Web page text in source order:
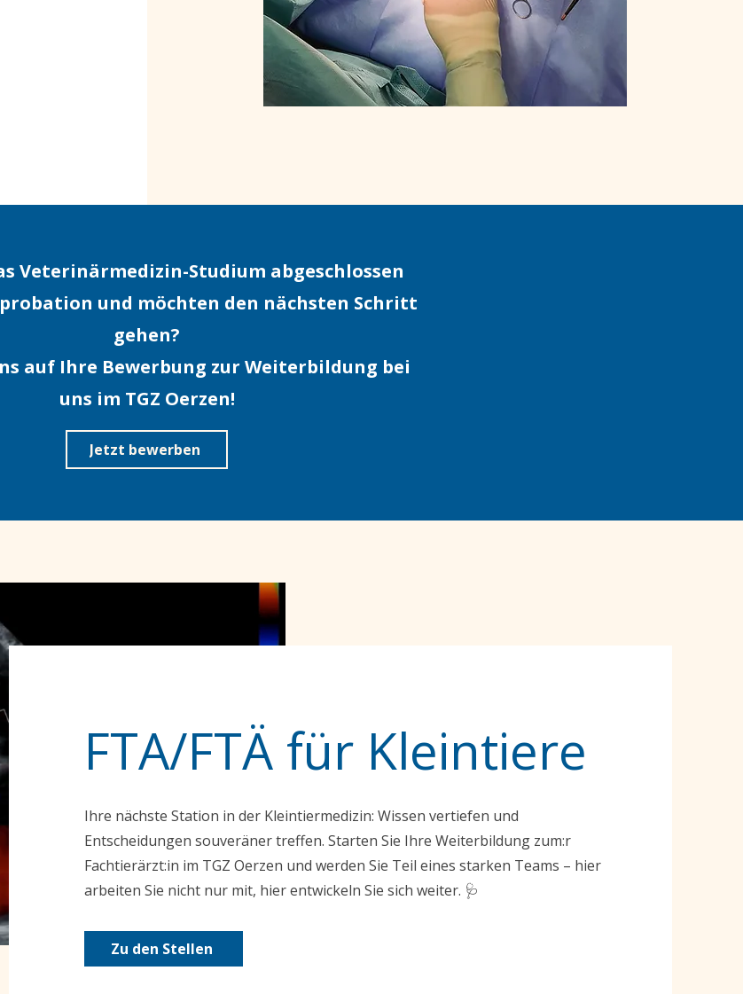
Veterinärmedizin-Studium abgeschlossen
und möchten den nächsten Schritt
gehen?
auf Ihre Bewerbung zur Weiterbildung bei
uns im TGZ Oerzen!
Jetzt bewerben
FTA/FTÄ für Kleintiere
Ihre nächste Station in der Kleintiermedizin: Wissen vertiefen und
Entscheidungen souveräner treffen. Starten Sie Ihre Weiterbildung zum:r
Fachtierärzt:in im TGZ Oerzen und werden Sie Teil eines starken Teams – hier
arbeiten Sie nicht nur mit, hier entwickeln Sie sich weiter. 🩺
Zu den Stellen